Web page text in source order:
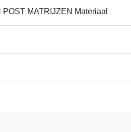
MATRIJZEN Materiaal